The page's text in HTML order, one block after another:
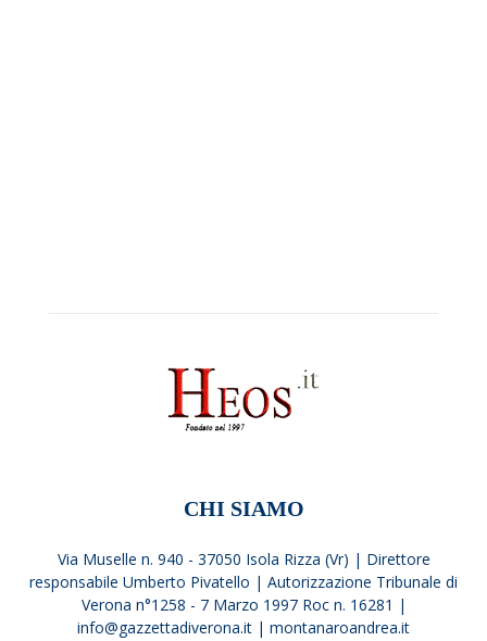
CHI SIAMO
Via Muselle n. 940 - 37050 Isola Rizza (Vr) | Direttore
responsabile Umberto Pivatello | Autorizzazione Tribunale di
Verona n°1258 - 7 Marzo 1997 Roc n. 16281 |
info@gazzettadiverona.it | montanaroandrea.it